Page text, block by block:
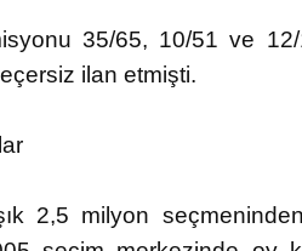
35/65, 10/51 ve 12/
ilan etmişti.
2,5 milyon